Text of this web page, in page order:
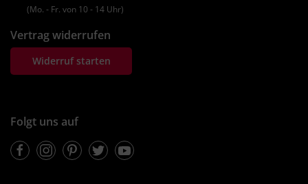
(Mo. ‐ Fr. von 10 ‐ 14 Uhr)
Vertrag widerrufen
Widerruf starten
Folgt uns auf
FacebookInstagramPinterestTwitterYoutube